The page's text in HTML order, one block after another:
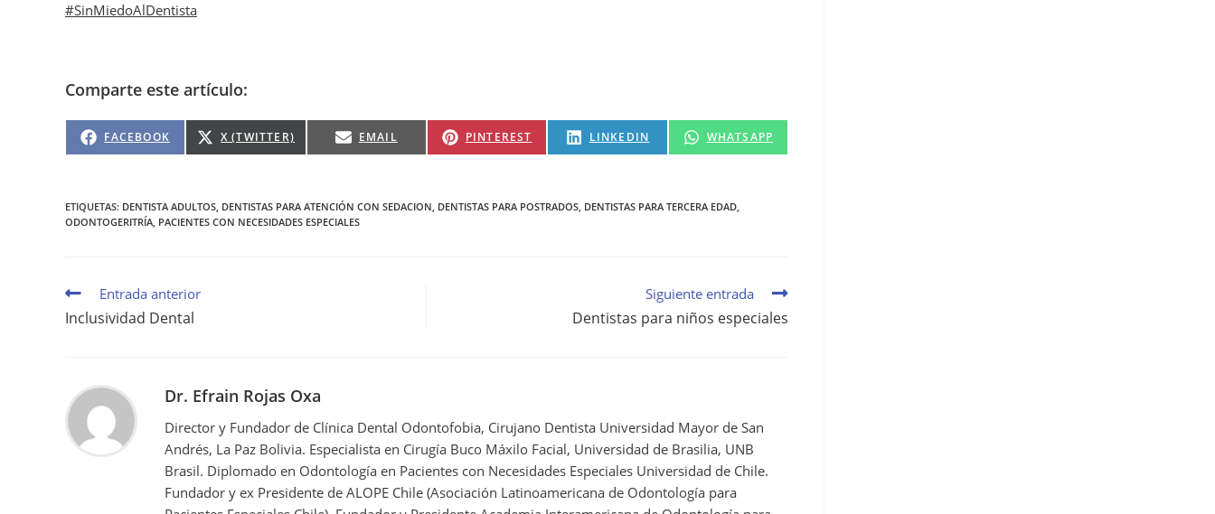
#SinMiedoAlDentista
Comparte este artículo:
FACEBOOK X (TWITTER) EMAIL PINTEREST LINKEDIN WHATSAPP
ETIQUETAS: DENTISTA ADULTOS, DENTISTAS PARA ATENCIÓN CON SEDACION, DENTISTAS PARA POSTRADOS, DENTISTAS PARA TERCERA EDAD,
ODONTOGERITRÍA, PACIENTES CON NECESIDADES ESPECIALES
Entrada anterior
Inclusividad Dental
Siguiente entrada
Dentistas para niños especiales
Dr. Efrain Rojas Oxa
Director y Fundador de Clínica Dental Odontofobia, Cirujano Dentista Universidad Mayor de San
Andrés, La Paz Bolivia. Especialista en Cirugía Buco Máxilo Facial, Universidad de Brasilia, UNB
Brasil. Diplomado en Odontología en Pacientes con Necesidades Especiales Universidad de Chile.
Fundador y ex Presidente de ALOPE Chile (Asociación Latinoamericana de Odontología para